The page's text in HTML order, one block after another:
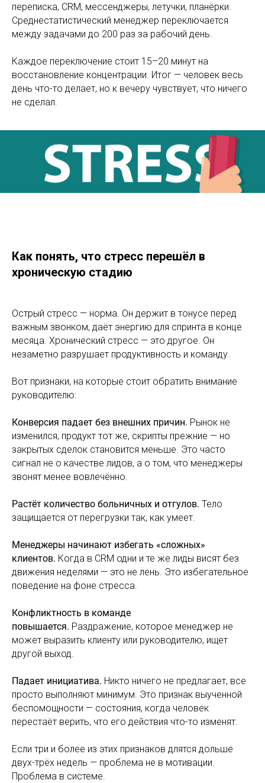
переписка, CRM, мессенджеры, летучки, планёрки.
Среднестатистический менеджер переключается
между задачами до 200 раз за рабочий день.
Каждое переключение стоит 15–20 минут на
восстановление концентрации. Итог — человек весь
день что-то делает, но к вечеру чувствует, что ничего
не сделал.
Как понять, что стресс перешёл в
хроническую стадию
Острый стресс — норма. Он держит в тонусе перед
важным звонком, даёт энергию для спринта в конце
месяца. Хронический стресс — это другое. Он
незаметно разрушает продуктивность и команду.
Вот признаки, на которые стоит обратить внимание
руководителю:
Конверсия падает без внешних причин. Рынок не
изменился, продукт тот же, скрипты прежние — но
закрытых сделок становится меньше. Это часто
сигнал не о качестве лидов, а о том, что менеджеры
звонят менее вовлечённо.
Растёт количество больничных и отгулов. Тело
защищается от перегрузки так, как умеет.
Менеджеры начинают избегать «сложных»
клиентов. Когда в CRM одни и те же лиды висят без
движения неделями — это не лень. Это избегательное
поведение на фоне стресса.
Конфликтность в команде
повышается. Раздражение, которое менеджер не
может выразить клиенту или руководителю, ищет
другой выход.
Падает инициатива. Никто ничего не предлагает, все
просто выполняют минимум. Это признак выученной
беспомощности — состояния, когда человек
перестаёт верить, что его действия что-то изменят.
Если три и более из этих признаков длятся дольше
двух-трёх недель — проблема не в мотивации.
Проблема в системе.